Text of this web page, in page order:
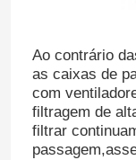
Casos
Teatro de
Ao contrário
as caixas de
com
filtragem de
filtrar